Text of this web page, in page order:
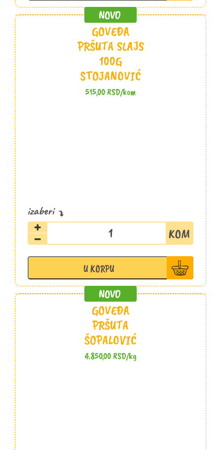
GOVEĐA
PRŠUTA SLAJS
100G
STOJANOVIĆ
515,00RSD/kom
Goveđa
pršuta
100g
Stojanović
količina
U KORPU
GOVEĐA
PRŠUTA
ŠOPALOVIĆ
4.850,00RSD/kg